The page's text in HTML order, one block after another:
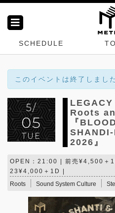
SCHEDULE
このイベントは終了しまし
5/
05
TUE
Roots
『
2026』
OPEN：21:00 | 前売¥4,500＋
23¥4,000＋1D |
Roots
Sound System Culture